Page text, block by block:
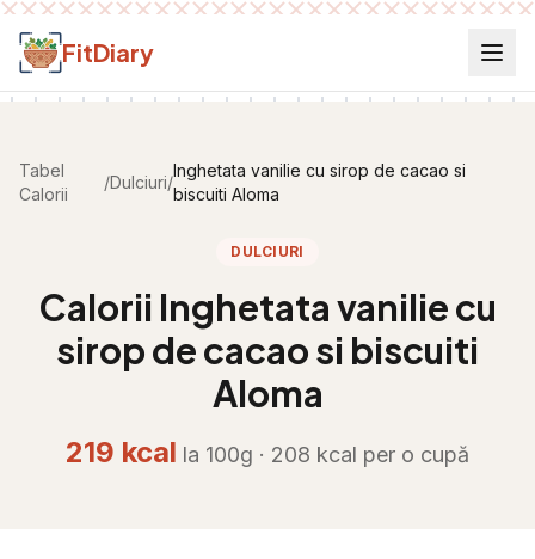
Salt la conținut
FitDiary
Tabel
Calorii
/Dulciuri/
Inghetata vanilie cu sirop de cacao si
biscuiti Aloma
DULCIURI
Calorii Inghetata vanilie cu
sirop de cacao si biscuiti
Aloma
219 kcal la 100g · 208 kcal per o cupă